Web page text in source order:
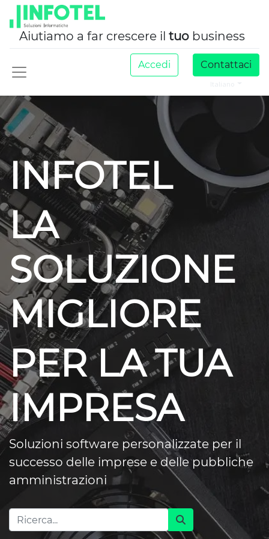
Aiutiamo a far crescere il tuo business
Accedi Contattaci
INFOTEL
LA
SOLUZIONE
MIGLIORE
PER LA TUA
IMPRESA
Soluzioni software personalizzate per il
successo delle imprese e delle pubbliche
amministrazioni